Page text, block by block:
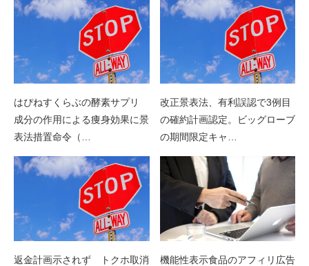
はぴねすくらぶの酵素サプリ
成分の作用による痩身効果に景
表法措置命令（…
改正景表法、有利誤認で3例目
の確約計画認定。ビッグローブ
の期間限定キャ…
返金計画示されず トクホ取消
機能性表示食品のアフィリ広告